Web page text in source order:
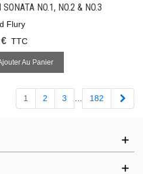
SONATA NO.1, NO.2 & NO.3
Flury
TTC
Au Panier
1 2 3 182